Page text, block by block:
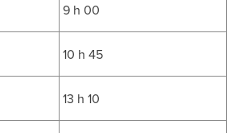
9 h 00
10 h 45
13 h 10